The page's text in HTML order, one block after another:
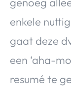
enkele
gaat deze
een ‘aha-
resumé te